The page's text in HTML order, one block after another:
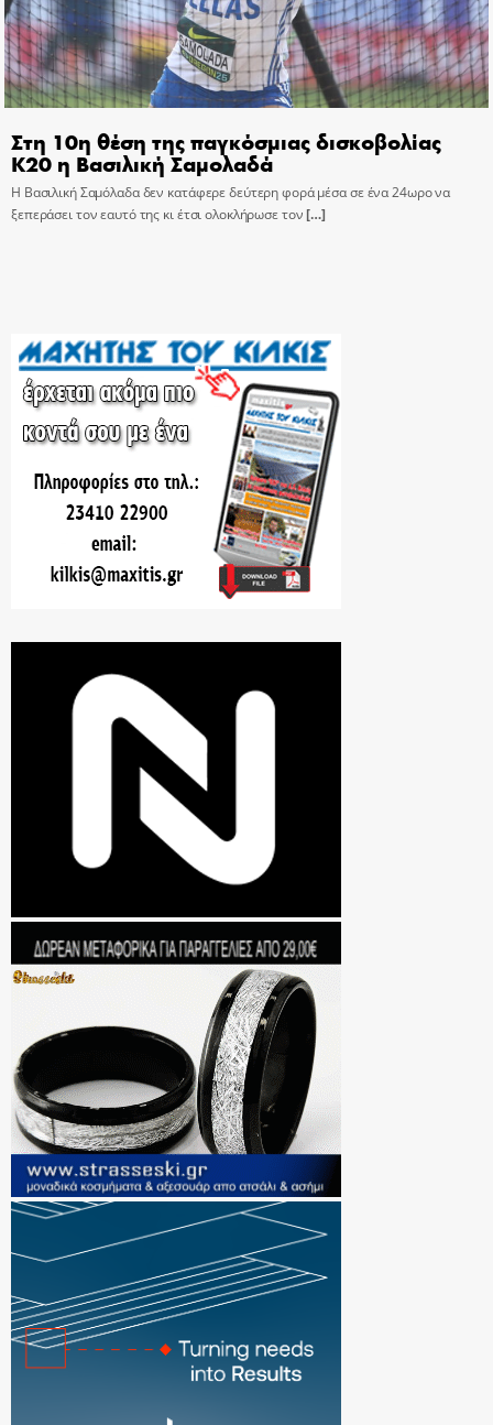
Στη 10η θέση της παγκόσμιας δισκοβολίας
Κ20 η Βασιλική Σαμολαδά
Η Βασιλική Σαμόλαδα δεν κατάφερε δεύτερη φορά μέσα σε ένα 24ωρο να
ξεπεράσει τον εαυτό της κι έτσι ολοκλήρωσε τον[…]